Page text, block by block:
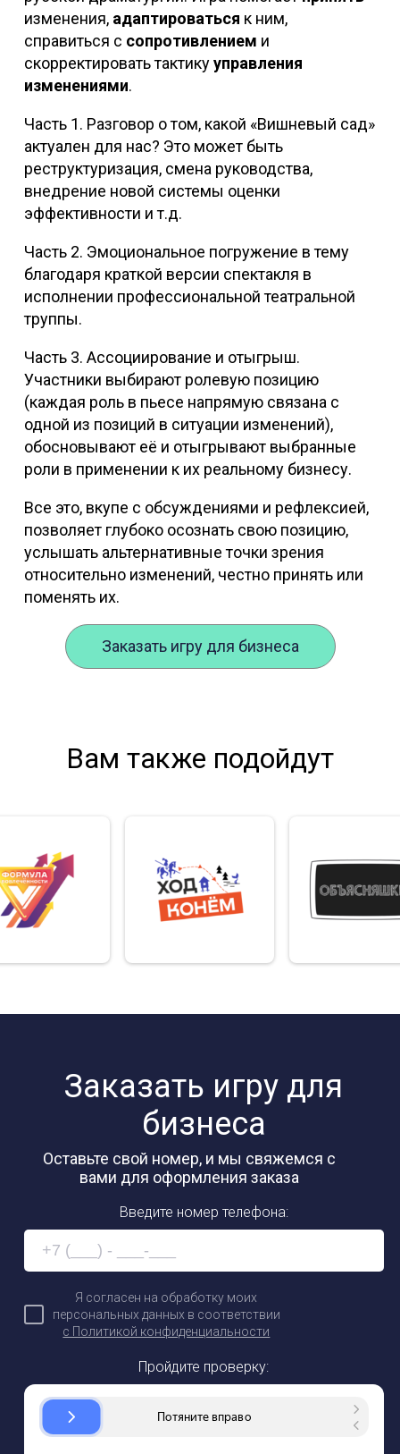
изменения, адаптироваться к ним,
справиться с сопротивлением и
скорректировать тактикууправления
изменениями.
Часть 1. Разговор о том, какой «Вишневый сад»
актуален для нас? Это может быть
реструктуризация, смена руководства,
внедрение новой системы оценки
эффективности и т.д.
Часть 2. Эмоциональное погружение в тему
благодаря краткой версии спектакля в
исполнении профессиональной театральной
труппы.
Часть 3. Ассоциирование и отыгрыш.
Участники выбирают ролевую позицию
(каждая роль в пьесе напрямую связана с
одной из позиций в ситуации изменений),
обосновывают её и отыгрывают выбранные
роли в применении к их реальному бизнесу.
Все это, вкупе с обсуждениями и рефлексией,
позволяет глубоко осознать свою позицию,
услышать альтернативные точки зрения
относительно изменений, честно принять или
поменять их.
Заказать игру для бизнеса
Вам также подойдут
Заказать игру для
бизнеса
Оставьте свой номер, и мы свяжемся с
вами для оформления заказа
Введите номер телефона:
Я согласен на обработку моих
персональных данных в соответствии
с Политикой конфиденциальности
Пройдите проверку:
Ваша заявка
отправлена!